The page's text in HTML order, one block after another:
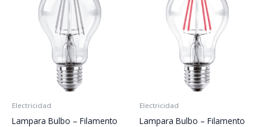
Electricidad
Lampara Bulbo – Filamento
Electricidad
Lampara Bulbo – Filamento